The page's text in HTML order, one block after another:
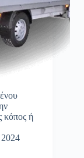
κόπος ή